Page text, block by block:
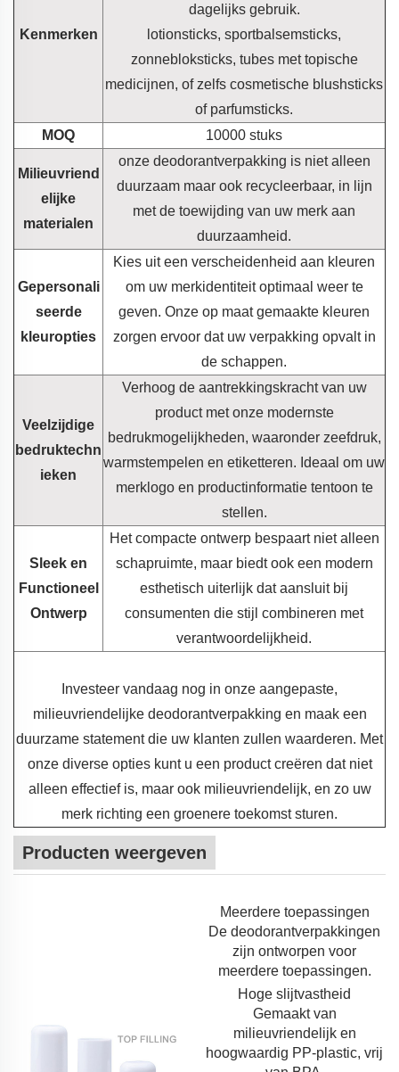
Kenmerken
dagelijks gebruik.
lotionsticks, sportbalsemsticks,
zonnebloksticks, tubes met topische
medicijnen, of zelfs cosmetische blushsticks
of parfumsticks.
MOQ
10000 stuks
Milieuvriend
elijke
materialen
onze deodorantverpakking is niet alleen
duurzaam maar ook recycleerbaar, in lijn
met de toewijding van uw merk aan
duurzaamheid.
Gepersonali
seerde
kleuropties
Kies uit een verscheidenheid aan kleuren
om uw merkidentiteit optimaal weer te
geven. Onze op maat gemaakte kleuren
zorgen ervoor dat uw verpakking opvalt in
de schappen.
Veelzijdige
bedruktechn
ieken
Verhoog de aantrekkingskracht van uw
product met onze modernste
bedrukmogelijkheden, waaronder zeefdruk,
warmstempelen en etiketteren. Ideaal om uw
merklogo en productinformatie tentoon te
stellen.
Sleek en
Functioneel
Ontwerp
Het compacte ontwerp bespaart niet alleen
schapruimte, maar biedt ook een modern
esthetisch uiterlijk dat aansluit bij
consumenten die stijl combineren met
verantwoordelijkheid.
Investeer vandaag nog in onze aangepaste,
milieuvriendelijke deodorantverpakking en maak een
duurzame statement die uw klanten zullen waarderen. Met
onze diverse opties kunt u een product creëren dat niet
alleen effectief is, maar ook milieuvriendelijk, en zo uw
merk richting een groenere toekomst sturen.
Producten weergeven
Meerdere toepassingen
De deodorantverpakkingen
zijn ontworpen voor
meerdere toepassingen.
Hoge slijtvastheid
Gemaakt van
milieuvriendelijk en
hoogwaardig PP-plastic, vrij